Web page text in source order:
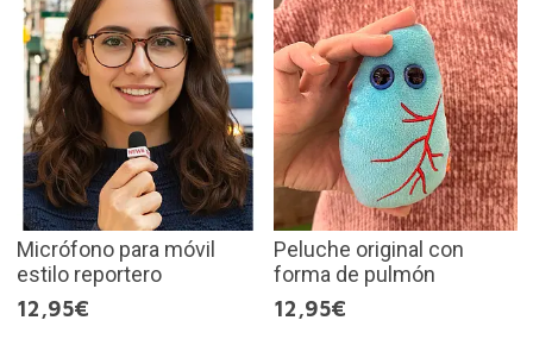
Micrófono para móvil
estilo reportero
12,95€
Peluche original con
forma de pulmón
12,95€